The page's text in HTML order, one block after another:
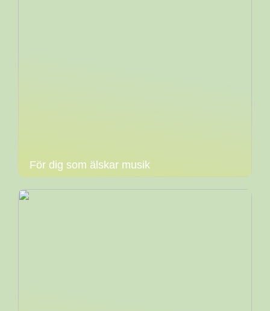
För dig som älskar musik